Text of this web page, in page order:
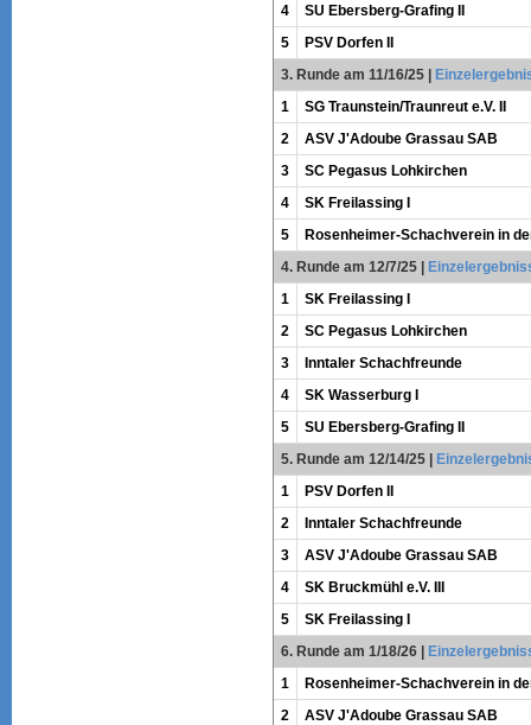
4
SU Ebersberg-Grafing II
5
PSV Dorfen II
3. Runde am 11/16/25|
1
SG Traunstein/Traunreut e.V. II
2
ASV J'Adoube Grassau SAB
3
SC Pegasus Lohkirchen
4
SK Freilassing I
5
Rosenheimer-Schachverein in
4. Runde am 12/7/25|
1
SK Freilassing I
2
SC Pegasus Lohkirchen
3
Inntaler Schachfreunde
4
SK Wasserburg I
5
SU Ebersberg-Grafing II
5. Runde am 12/14/25|
1
PSV Dorfen II
2
Inntaler Schachfreunde
3
ASV J'Adoube Grassau SAB
4
SK Bruckmühl e.V. III
5
SK Freilassing I
6. Runde am 1/18/26|
1
Rosenheimer-Schachverein in
2
ASV J'Adoube Grassau SAB